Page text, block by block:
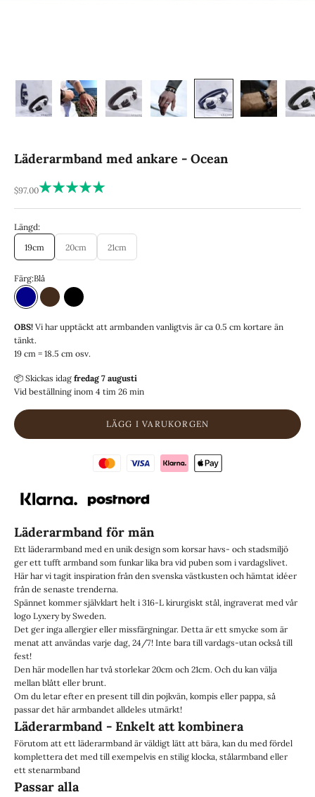
Läderarmband med ankare - Ocean
REA-pris
$97.00
Längd:
19cm
20cm 21cm
Färg:Blå
Blå Brun Svart
OBS! Vi har upptäckt att armbanden vanligtvis är ca 0.5 cm kortare än
tänkt.
19 cm = 18.5 cm osv.
📦 Skickas idag fredag 7 augusti
Vid beställning inom 4 tim 26 min
LÄGG I VARUKORGEN
Läderarmband för män
Ett läderarmband med en unik design som korsar havs- och stadsmiljö
ger ett tufft armband som funkar lika bra vid puben som i vardagslivet.
Här har vi tagit inspiration från den svenska västkusten och hämtat idéer
från de senaste trenderna.
Spännet kommer självklart helt i 316-L kirurgiskt stål, ingraverat med vår
logo Lyxery by Sweden.
Det ger inga allergier eller missfärgningar. Detta är ett smycke som är
menat att användas varje dag, 24/7! Inte bara till vardags-utan också till
fest!
Den här modellen har två storlekar 20cm och 21cm. Och du kan välja
mellan blått eller brunt.
Om du letar efter en present till din pojkvän, kompis eller pappa, så
passar det här armbandet alldeles utmärkt!
Läderarmband - Enkelt att kombinera
Förutom att ett läderarmband är väldigt lätt att bära, kan du med fördel
komplettera det med till exempelvis en stilig klocka, stålarmband eller
ett stenarmband
Passar alla